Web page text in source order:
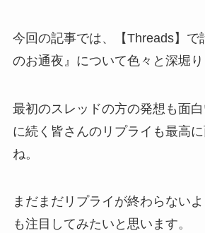
今回の記事では、【Threads】で
のお通夜』について色々と深堀り
最初のスレッドの方の発想も面
に続く皆さんのリプライも最高
ね。
まだまだリプライが終わらない
も注目してみたいと思います。